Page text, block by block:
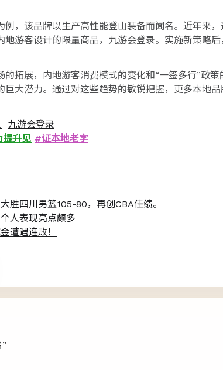
例，该品牌以生产高性能登山装备而闻名。近年来
游客设计的限量商品， 九游会登录。实施新策略
的拓展，内地游客消费模式的变化和“一签多行”政
大潜力。通过对这些趋势的敏锐把握，更多本地品
九游会登录
提升见 #证本地老字
胜四川男篮105-80，再创CBA佳绩。
人表现亮点颇多
遭遇连败！